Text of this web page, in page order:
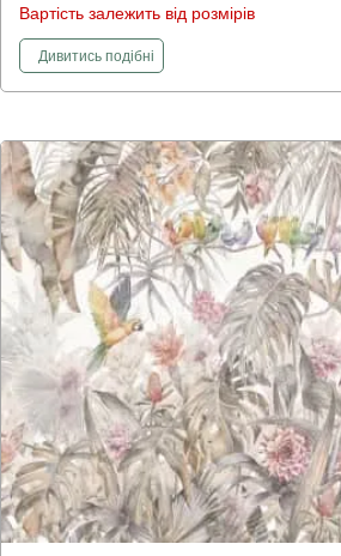
Вартість залежить від розмірів
Дивитисьфотошпалери
подібні